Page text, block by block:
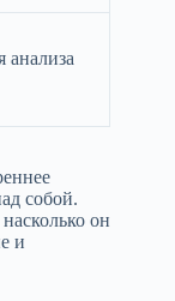
анализа
собой.
он
и